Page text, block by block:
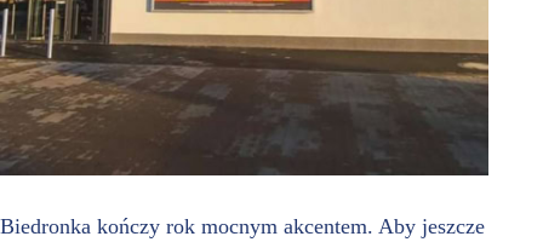
Biedronka kończy rok mocnym akcentem. Aby jeszcze